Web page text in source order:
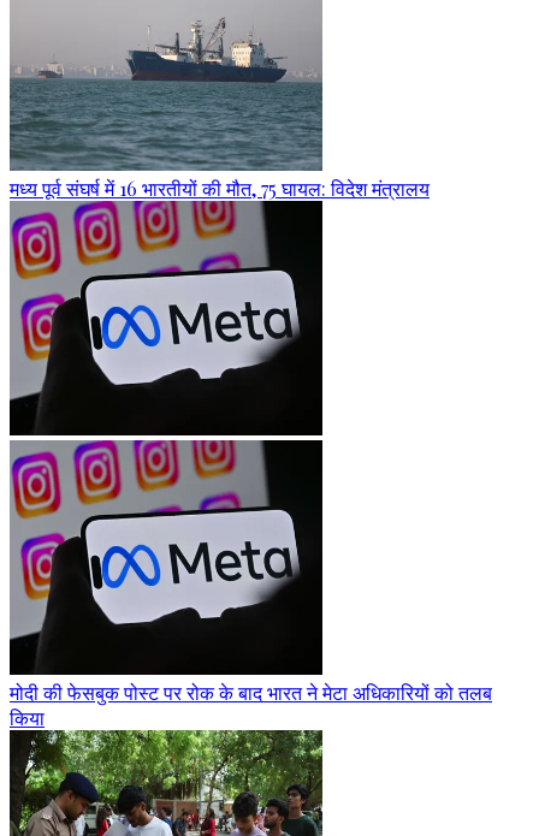
मध्य पूर्व संघर्ष में 16 भारतीयों की मौत, 75 घायल: विदेश मंत्रालय
मोदी की फेसबुक पोस्ट पर रोक के बाद भारत ने मेटा अधिकारियों को तलब
किया